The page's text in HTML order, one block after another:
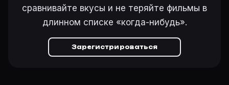
сравнивайте вкусы и не теряйте фильмы в
длинном списке «когда-нибудь».
Зарегистрироваться